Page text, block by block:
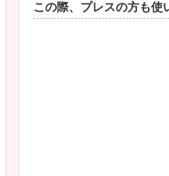
この際、プレスの方も使